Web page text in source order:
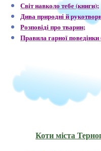
Світ навколо тебе (книги);
Дива природні й
Розповіді про тварин;
Правила гарної поведінки
Коти міста